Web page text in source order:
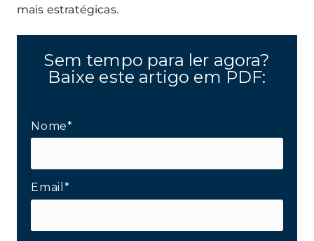
mais estratégicas.
Sem tempo para ler agora?
Baixe este artigo em PDF:
Nome*
Email*